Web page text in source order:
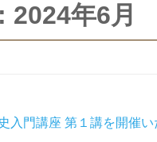
2024年6月
門講座 第１講を開催い